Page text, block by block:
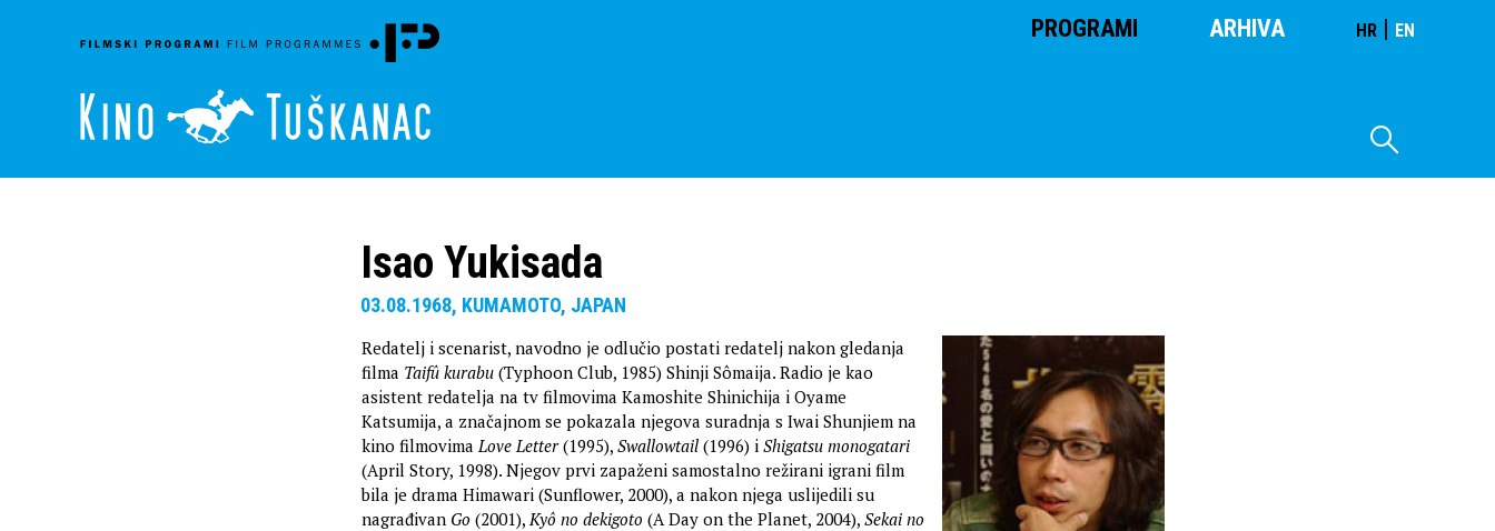
PROGRAMI ARHIVA HR | EN
Isao Yukisada
03.08.1968, KUMAMOTO, JAPAN
Redatelj i scenarist, navodno je odlučio postati redatelj nakon gledanja
filma Taifû kurabu (Typhoon Club, 1985) Shinji Sômaija. Radio je kao
asistent redatelja na tv filmovima Kamoshite Shinichija i Oyame
Katsumija, a značajnom se pokazala njegova suradnja s Iwai Shunjiem na
kino filmovimaLove Letter(1995), Swallowtail (1996) i Shigatsu monogatari
(April Story, 1998). Njegov prvi zapaženi samostalno režirani igrani film
bila je drama Himawari (Sunflower, 2000), a nakon njega uslijedili su
nagrađivan Go (2001),Kyô no dekigoto (A Day on the Planet, 2004), Sekai no